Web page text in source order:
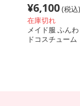
¥6,100(税込)
在庫切れ
メイド服 ふん
ドコスチューム